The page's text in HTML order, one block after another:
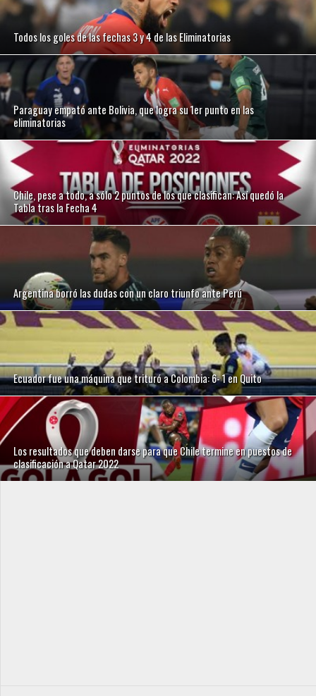
Todos los goles de las fechas 3 y 4 de las Eliminatorias
Paraguay empató ante Bolivia, que logra su 1er punto en las
eliminatorias
Chile, pese a todo, a sólo 2 puntos de los que clasifican: Así quedó la
Tabla tras la Fecha 4
Argentina borró las dudas con un claro triunfo ante Perú
Ecuador fue una máquina que trituró a Colombia: 6- 1 en Quito
Los resultados que deben darse para que Chile termine en puestos de
clasificación a Qatar 2022